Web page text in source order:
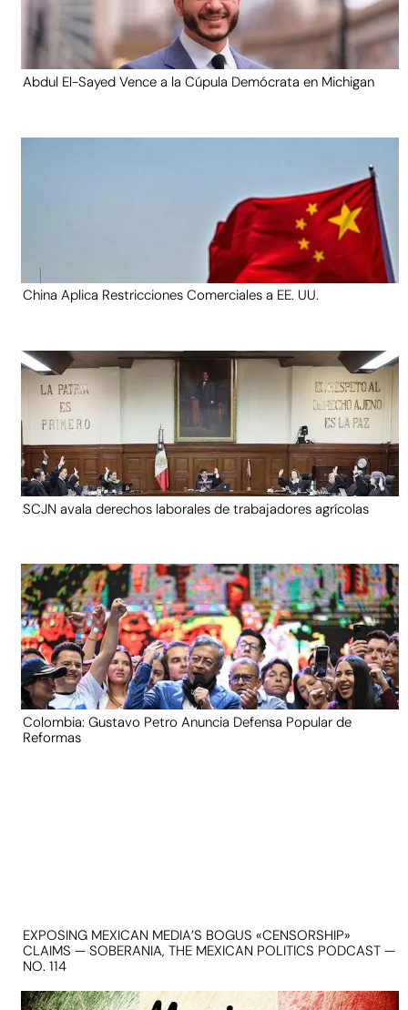
Abdul El-Sayed Vence a la Cúpula Demócrata en Michigan
China Aplica Restricciones Comerciales a EE. UU.
SCJN avala derechos laborales de trabajadores agrícolas
Colombia: Gustavo Petro Anuncia Defensa Popular de
Reformas
EXPOSING MEXICAN MEDIA’S BOGUS «CENSORSHIP»
CLAIMS — SOBERANIA, THE MEXICAN POLITICS PODCAST —
NO. 114